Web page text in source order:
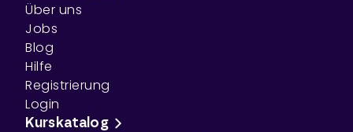
Über uns
Jobs
Blog
Hilfe
Registrierung
Login
Kurskatalog